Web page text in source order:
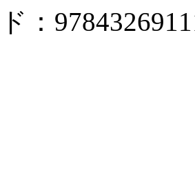
：